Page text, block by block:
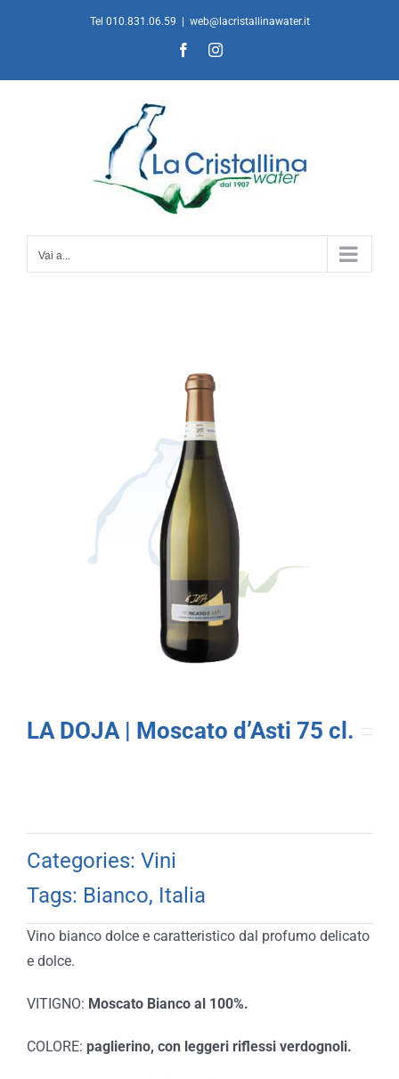
Tel 010.831.06.59 web@lacristallinawater.it
FacebookInstagram
Vai a...
LA DOJA | Moscato d’Asti 75 cl.
Categories: Vini
Tags: Bianco, Italia
Vino bianco dolce e caratteristico dal profumo delicato
e dolce.
VITIGNO: Moscato Bianco al 100%.
COLORE: paglierino, con leggeri riflessi verdognoli.